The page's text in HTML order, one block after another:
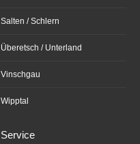
Salten / Schlern
Überetsch / Unterland
Vinschgau
Wipptal
Service